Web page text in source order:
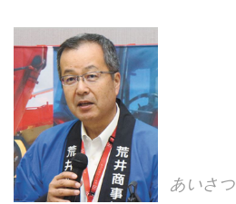
あいさ